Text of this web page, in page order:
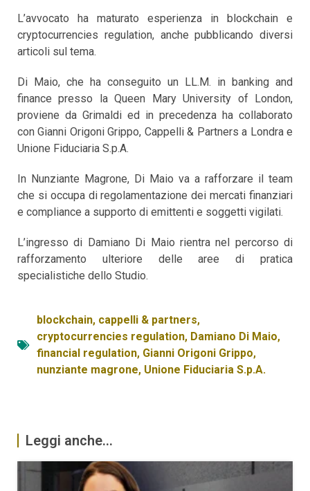
L’avvocato ha maturato esperienza in blockchain e
cryptocurrencies regulation, anche pubblicando diversi
articoli sul tema.
Di Maio, che ha conseguito un LL.M. in banking and
finance presso la Queen Mary University of London,
proviene da Grimaldi ed in precedenza ha collaborato
con Gianni Origoni Grippo, Cappelli & Partners a Londra e
Unione Fiduciaria S.p.A.
In Nunziante Magrone, Di Maio va a rafforzare il team
che si occupa di regolamentazione dei mercati finanziari
e compliance a supporto di emittenti e soggetti vigilati.
L’ingresso di Damiano Di Maio rientra nel percorso di
rafforzamento ulteriore delle aree di pratica
specialistiche dello Studio.
blockchain, cappelli & partners,
cryptocurrencies regulation, Damiano Di Maio,
financial regulation, Gianni Origoni Grippo,
nunziante magrone, Unione Fiduciaria S.p.A.
Leggi anche...